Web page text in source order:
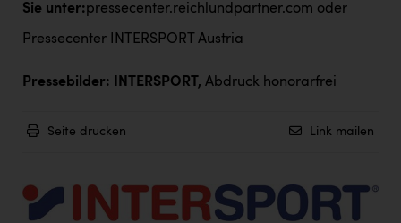
Sie unter:pressecenter.reichlundpartner.com oder
Pressecenter INTERSPORT Austria
Pressebilder: INTERSPORT, Abdruck honorarfrei
Seite drucken Link mailen